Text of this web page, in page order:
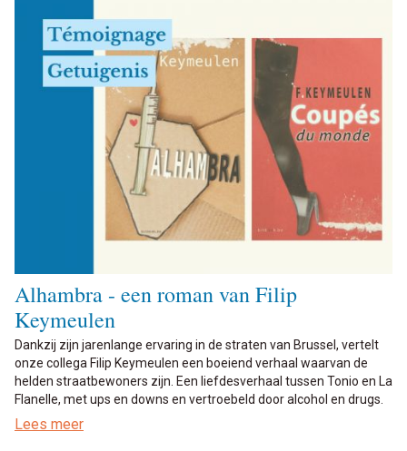
Alhambra - een roman van Filip
Keymeulen
Dankzij zijn jarenlange ervaring in de straten van Brussel, vertelt
onze collega Filip Keymeulen een boeiend verhaal waarvan de
helden straatbewoners zijn. Een liefdesverhaal tussen Tonio en La
Flanelle, met ups en downs en vertroebeld door alcohol en drugs.
Lees meer